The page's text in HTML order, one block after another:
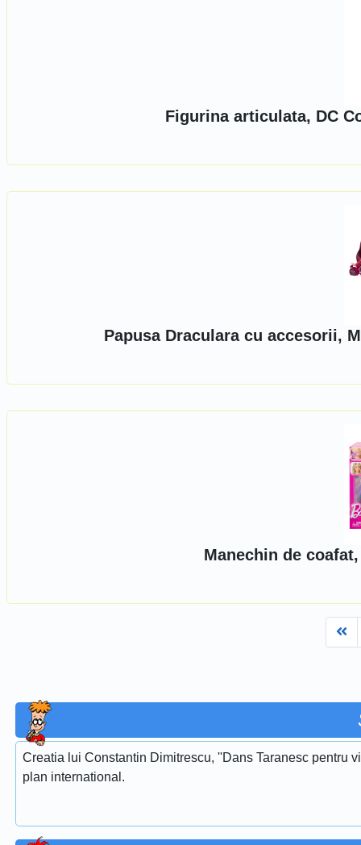
Figurina articulata, DC
Papusa Draculara cu accesorii,
Manechin de
Creatia lui Constantin Dimitrescu, ''Dans Taranesc pentru
plan international.